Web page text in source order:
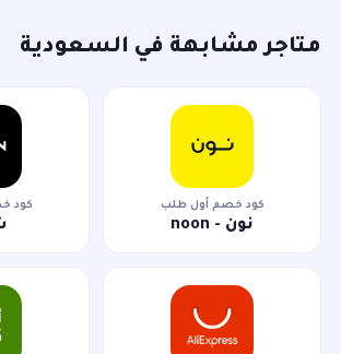
متاجر مشابهة في السعودية
كود خصم أول طلب
نون - noon
كود